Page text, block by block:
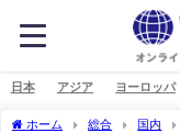
日本 アジア ヨーロッパ
ホーム 総合 国内